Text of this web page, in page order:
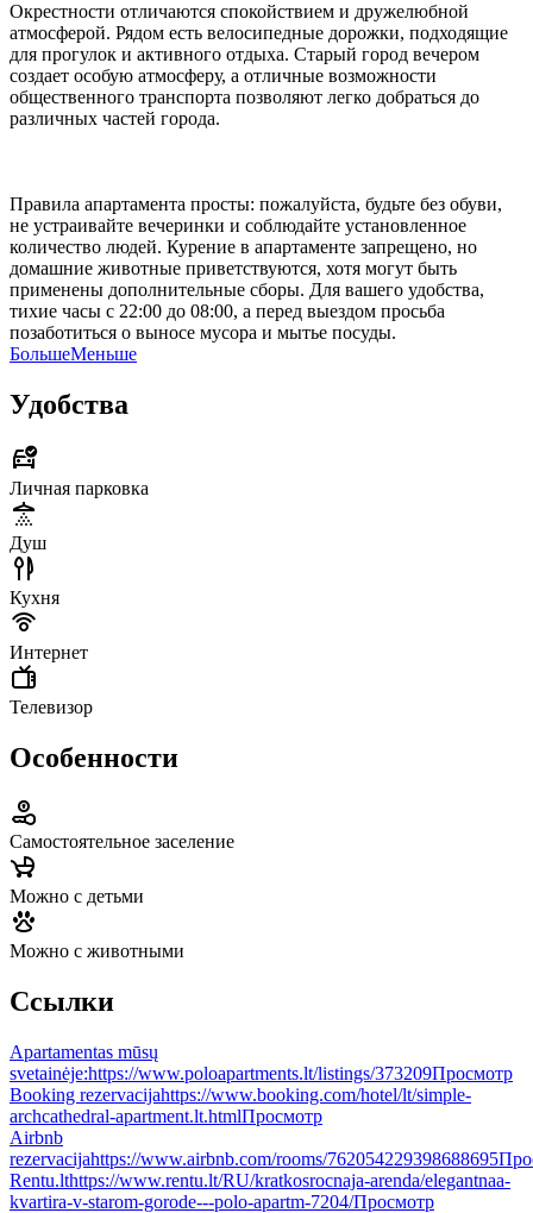
Окрестности отличаются спокойствием и дружелюбной
атмосферой. Рядом есть велосипедные дорожки, подходящие
для прогулок и активного отдыха. Старый город вечером
создает особую атмосферу, а отличные возможности
общественного транспорта позволяют легко добраться до
различных частей города.
Правила апартамента просты: пожалуйста, будьте без обуви,
не устраивайте вечеринки и соблюдайте установленное
количество людей. Курение в апартаменте запрещено, но
домашние животные приветствуются, хотя могут быть
применены дополнительные сборы. Для вашего удобства,
тихие часы с 22:00 до 08:00, а перед выездом просьба
позаботиться о выносе мусора и мытье посуды.
БольшеМеньше
Удобства
Личная парковка
Душ
Кухня
Интернет
Телевизор
Особенности
Самостоятельное заселение
Можно с детьми
Можно с животными
Ссылки
Apartamentas mūsų
svetainėje:https://www.poloapartments.lt/listings/373209Просмотр
Booking rezervacijahttps://www.booking.com/hotel/lt/simple-
archcathedral-apartment.lt.htmlПросмотр
Airbnb
rezervacijahttps://www.airbnb.com/rooms/762054229398688695
Rentu.lthttps://www.rentu.lt/RU/kratkosrocnaja-arenda/elegantnaa-
kvartira-v-starom-gorode---polo-apartm-7204/Просмотр